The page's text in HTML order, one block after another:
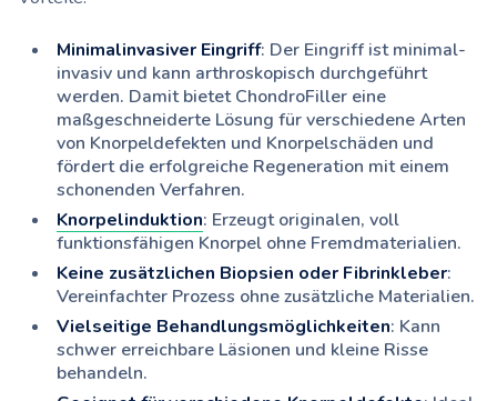
Minimalinvasiver Eingriff: Der Eingriff ist minimal-
invasiv und kann arthroskopisch durchgeführt
werden. Damit bietet ChondroFiller eine
maßgeschneiderte Lösung für verschiedene Arten
von Knorpeldefekten und Knorpelschäden und
fördert die erfolgreiche Regeneration mit einem
schonenden Verfahren.
Knorpelinduktion: Erzeugt originalen, voll
funktionsfähigen Knorpel ohne Fremdmaterialien.
Keine zusätzlichen Biopsien oder Fibrinkleber:
Vereinfachter Prozess ohne zusätzliche Materialien.
Vielseitige Behandlungsmöglichkeiten: Kann
schwer erreichbare Läsionen und kleine Risse
behandeln.